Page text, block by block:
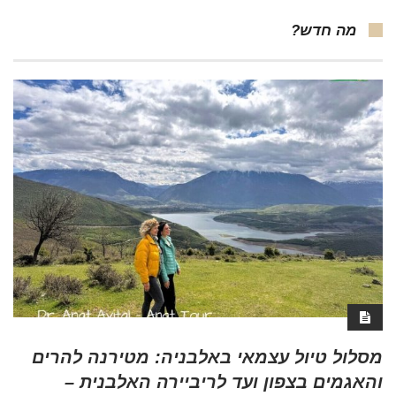
מה חדש?
מסלול טיול עצמאי באלבניה: מטירנה להרים
והאגמים בצפון ועד לריביירה האלבנית –